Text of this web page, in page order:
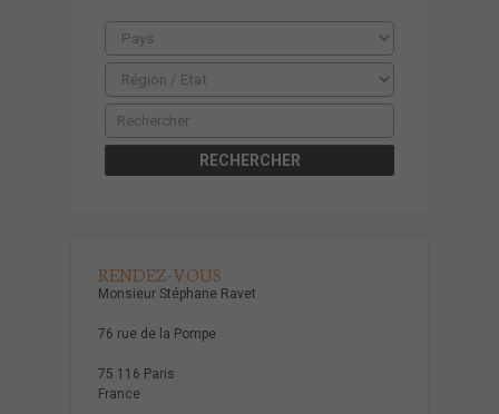
ACTUALITÉS
CONTACT
RENDEZ-VOUS
Monsieur Stéphane Ravet
76 rue de la Pompe
75 116 Paris
France